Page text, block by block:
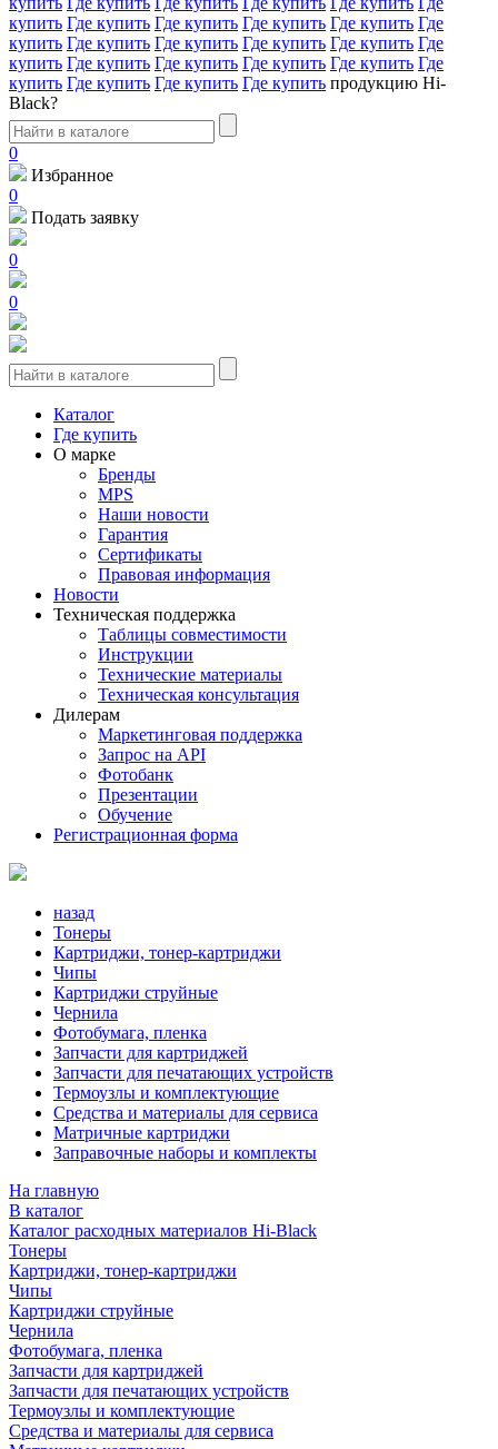
купить Где купить Где купить Где купить Где купить Где
купить Где купить Где купить Где купить Где купить Где
купить Где купить Где купить Где купить Где купить Где
купить Где купить Где купить Где купить продукцию Hi-
Black?
0
Избранное
0
Подать заявку
0
0
Каталог
Где купить
О марке
Бренды
MPS
Наши новости
Гарантия
Сертификаты
Правовая информация
Новости
Техническая поддержка
Таблицы совместимости
Инструкции
Технические материалы
Техническая консультация
Дилерам
Маркетинговая поддержка
Запрос на API
Фотобанк
Презентации
Обучение
Регистрационная форма
назад
Тонеры
Картриджи, тонер-картриджи
Чипы
Картриджи струйные
Чернила
Фотобумага, пленка
Запчасти для картриджей
Запчасти для печатающих устройств
Термоузлы и комплектующие
Средства и материалы для сервиса
Матричные картриджи
Заправочные наборы и комплекты
На главную
В каталог
Каталог расходных материалов Hi-Black
Тонеры
Картриджи, тонер-картриджи
Чипы
Картриджи струйные
Чернила
Фотобумага, пленка
Запчасти для картриджей
Запчасти для печатающих устройств
Термоузлы и комплектующие
Средства и материалы для сервиса